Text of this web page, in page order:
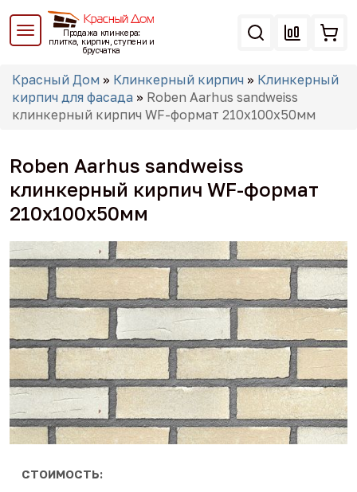
Перейти
основному
Продажа клинкера:
плитка, кирпич, ступени и
брусчатка
Вы
здесь
Красный Дом » Клинкерный кирпич » Клинкерный
кирпич для фасада » Roben Aarhus sandweiss
клинкерный кирпич WF-формат 210x100x50мм
Roben Aarhus sandweiss
клинкерный кирпич WF-формат
210x100x50мм
СТОИМОСТЬ: